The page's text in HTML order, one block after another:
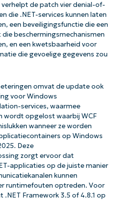
de patch vier denial-of-
die .NET-services kunnen laten
een beveiligingsfunctie die een
beschermingsmechanismen
en een kwetsbaarheid voor
die gevoelige gegevens zou
omvat de update ook
voor Windows
services, waarmee
wordt opgelost waarbij WCF
wanneer ze worden
op Windows
Deze
zorgt ervoor dat
applicaties op de juiste manier
kunnen
runtimefouten optreden. Voor
.NET Framework 3.5 of 4.8.1 op